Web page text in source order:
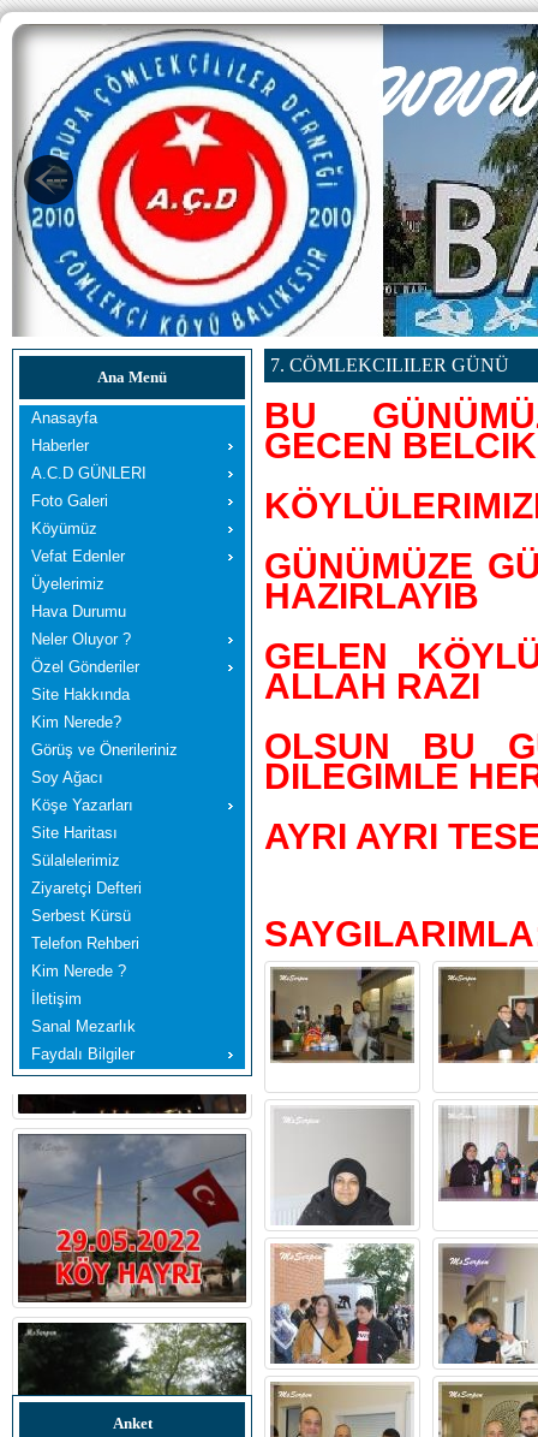
Ana Menü
Anasayfa
Haberler
A.C.D GÜNLERI
Foto Galeri
Köyümüz
Vefat Edenler
Üyelerimiz
Hava Durumu
Neler Oluyor ?
Özel Gönderiler
Site Hakkında
Kim Nerede?
Görüş ve Önerileriniz
Soy Ağacı
Köşe Yazarları
Site Haritası
Sülalelerimiz
Ziyaretçi Defteri
Serbest Kürsü
Telefon Rehberi
Kim Nerede ?
İletişim
Sanal Mezarlık
Faydalı Bilgiler
Anket
7. CÖMLEKCILILER GÜNÜ
BU
GECEN
GÜNÜMÜZE
HAZIRLAYIB
GELEN
ALLAH RAZI
OLSUN BU
DILEGIMLE
AYRI AYRI